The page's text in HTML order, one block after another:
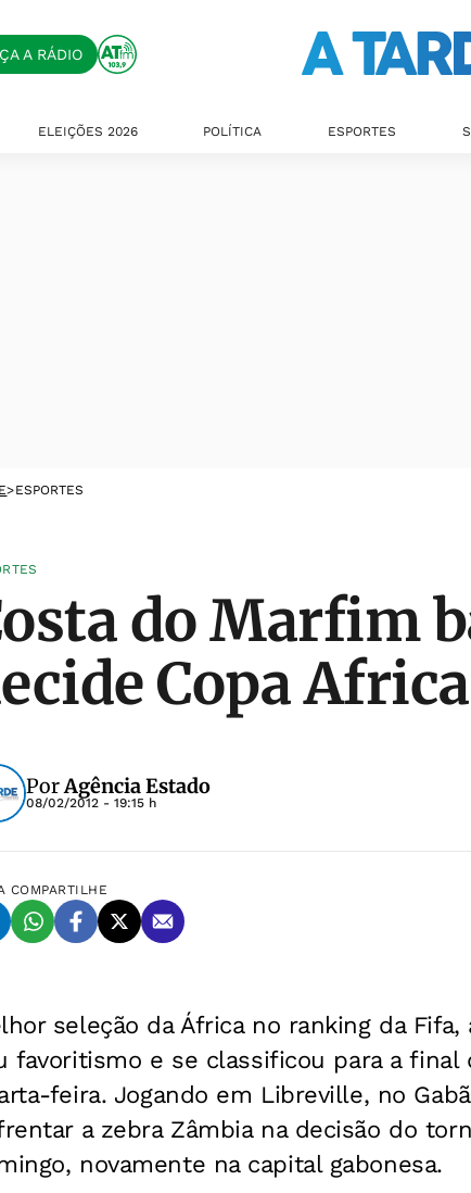
A RÁDIO
ELEIÇÕES 2026 POLÍTICA ESPORTES
>ESPORTES
do Marfim
Copa
PorAgência Estado
08/02/2012 - 19:15 h
COMPARTILHE
seleção da África no ranking da
favoritismo e se classificou para a final
feira. Jogando em Libreville, no
a zebra Zâmbia na decisão do
novamente na capital gabonesa.